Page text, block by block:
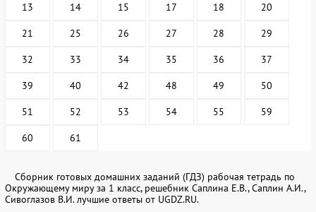
13 14 15 17 18 20
21 25 26 27 28 29
32 33 34 35 36 37
39 40 42 48 49 50
51 52 53 54 55 59
60 61
Сборник готовых домашних заданий (ГДЗ) рабочая тетрадь по
Окружающему миру за 1 класс, решебник Саплина Е.В., Саплин А.И.,
Сивоглазов В.И. лучшие ответы от UGDZ.RU.